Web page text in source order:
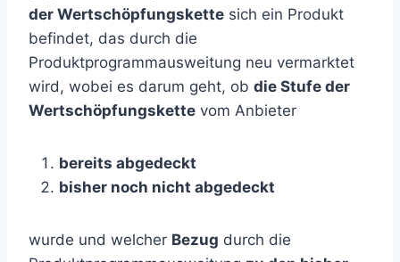
der Wertschöpfungskette sich ein Produkt
befindet, das durch die
Produktprogrammausweitung neu vermarktet
wird, wobei es darum geht, ob die Stufe der
Wertschöpfungskette vom Anbieter
bereits abgedeckt
bisher noch nicht abgedeckt
wurde und welcher Bezug durch die